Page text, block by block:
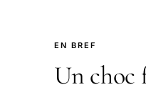
EN BREF
Un choc